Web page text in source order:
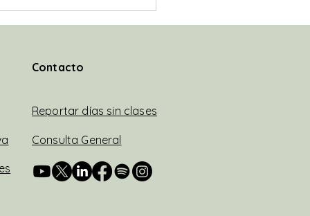
Contacto
Reportar días sin clases
Consulta General